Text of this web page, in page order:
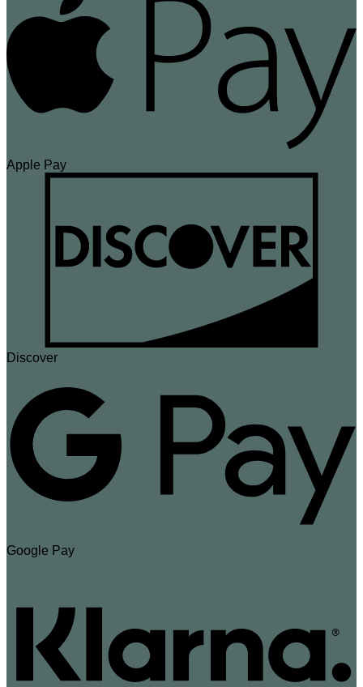
Apple Pay
Discover
Google Pay